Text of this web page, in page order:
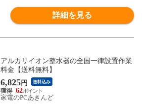
詳細を見る
アルカリイオン整水器の全国一律設置作業
料金【送料無料】
6,825円 送料込み
62
家電のPCあきんど